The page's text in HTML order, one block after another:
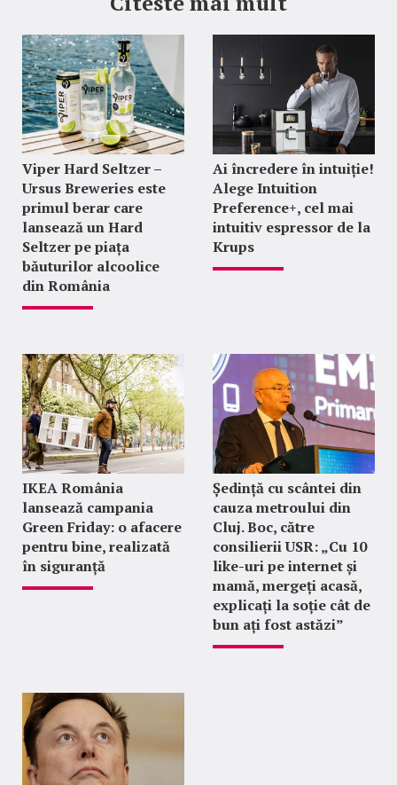
Viper Hard Seltzer –
Ursus Breweries este
primul berar care
lansează un Hard
Seltzer pe piața
băuturilor alcoolice
din România
Ai încredere în intuiție!
Alege Intuition
Preference+, cel mai
intuitiv espressor de la
Krups
IKEA România
lansează campania
Green Friday: o afacere
pentru bine, realizată
în siguranță
Ședință cu scântei din
cauza metroului din
Cluj. Boc, către
consilierii USR: „Cu 10
like-uri pe internet și
mamă, mergeți acasă,
explicați la soție cât de
bun ați fost astăzi”